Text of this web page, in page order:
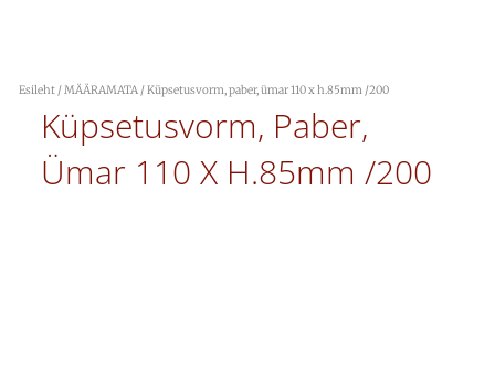
Esileht /MÄÄRAMATA / Küpsetusvorm, paber, ümar 110 x h.85mm /200
Küpsetusvorm, Paber,
Ümar 110 X H.85mm /200